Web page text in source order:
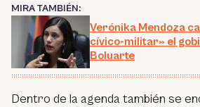
MIRA TAMBIÉN:
Verónika Mendoza
cívico-militar» el
Boluarte
Dentro de la agenda también se